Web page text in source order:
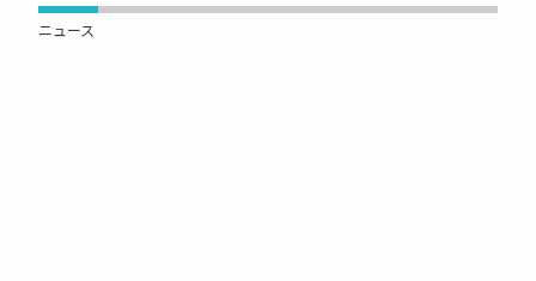
ニュース